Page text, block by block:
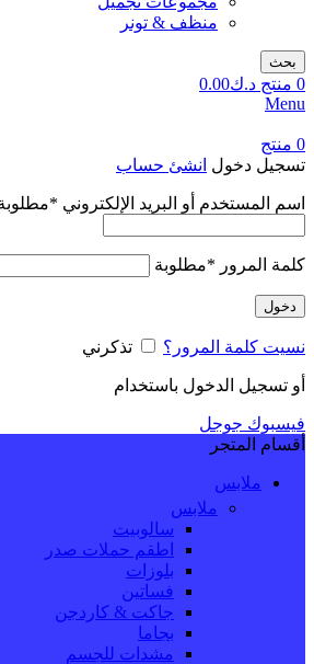
منظف & تونر
بحث
0 منتج د.ك0.00
Menu
0 منتج
تسجيل دخول انشئ حساب
اسم المستخدم أو البريد الإلكتروني *
كلمة المرور *مطلوبة
دخول
نسيت كلمة المرور؟ تذكرني
أو تسجيل الدخول باستخدام
فيسبوك جوجل
أقسام المتجر
ملابس
ملابس
سالوبيت
اطقم حملات صدر
بلوزات
فساتين
جاكت & كاردجن
بجاما
مشدات للجسم